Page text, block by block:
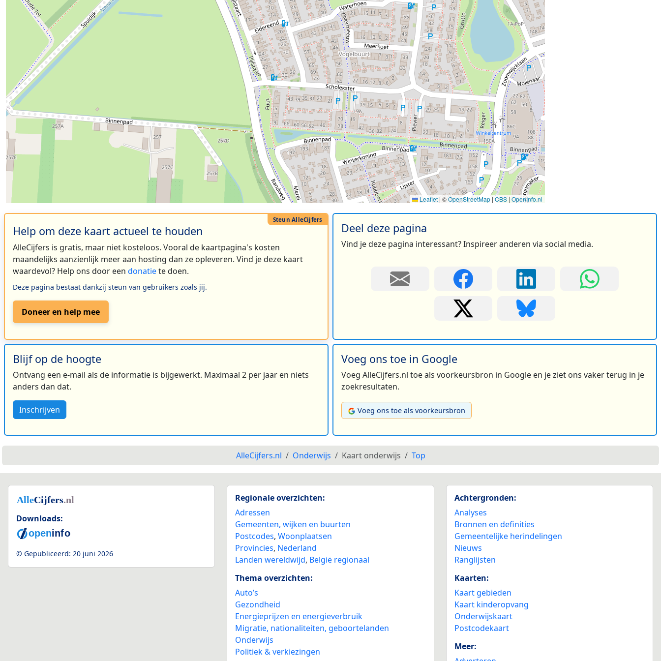
Leaflet | ©OpenStreetMap | CBS| OpenInfo.nl
Help om deze kaart actueel te houden
AlleCijfers is gratis, maar niet kosteloos. Vooral de kaartpagina's kosten
maandelijks aanzienlijk meer aan hosting dan ze opleveren. Vind je deze kaart
waardevol? Help ons door een donatiete doen.
Deze pagina bestaat dankzij steun van gebruikers zoals jij.
Doneer en help mee
Deel deze pagina
Vind je deze pagina interessant? Inspireer anderen via social media.
Blijf op de hoogte
Ontvang een e-mail als de informatie is bijgewerkt. Maximaal 2 per jaar en niets
anders dan dat.
Inschrijven
Voeg ons toe in Google
Voeg AlleCijfers.nl toe als voorkeursbron in Google en je ziet ons vaker terug in je
zoekresultaten.
Voeg ons toe als voorkeursbron
AlleCijfers.nl Onderwijs Kaart onderwijs Top
Downloads:
© Gepubliceerd: 20 juni 2026
Regionale overzichten:
Adressen
Gemeenten, wijken en buurten
Postcodes,Woonplaatsen
Provincies, Nederland
Landen wereldwijd, België regionaal
Thema overzichten:
Auto’s
Gezondheid
Energieprijzen en energieverbruik
Migratie, nationaliteiten, geboortelanden
Onderwijs
Politiek & verkiezingen
Achtergronden:
Analyses
Bronnen en definities
Gemeentelijke herindelingen
Nieuws
Ranglijsten
Kaarten:
Kaart gebieden
Kaart kinderopvang
Onderwijskaart
Postcodekaart
Meer: